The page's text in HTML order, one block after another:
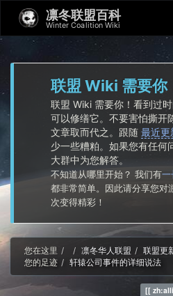
凛冬联盟百科
Winter Coalition Wiki
联盟 Wiki 需要你
联盟 Wiki 需要你！看到过
可以修缮它。不要害怕撕开
文章取而代之。跟随最近更
少一些糟粕。如果您有任何
大群中为您解答。
不知道从哪里开始？ 我们有一
都非常简单。因此请分享您
次变得精彩！
您在这里 Home凛冬华人联盟 联盟更
您的足迹
轩辕公司事件的详细说法